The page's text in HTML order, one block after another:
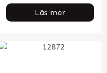
Läs mer